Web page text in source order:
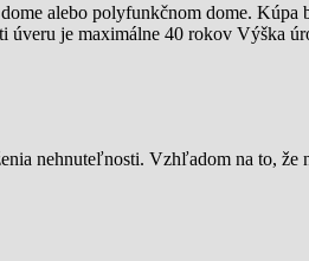
alebo polyfunkčnom dome. Kúpa
úveru je maximálne 40 rokov Výška
nehnuteľnosti. Vzhľadom na to, že